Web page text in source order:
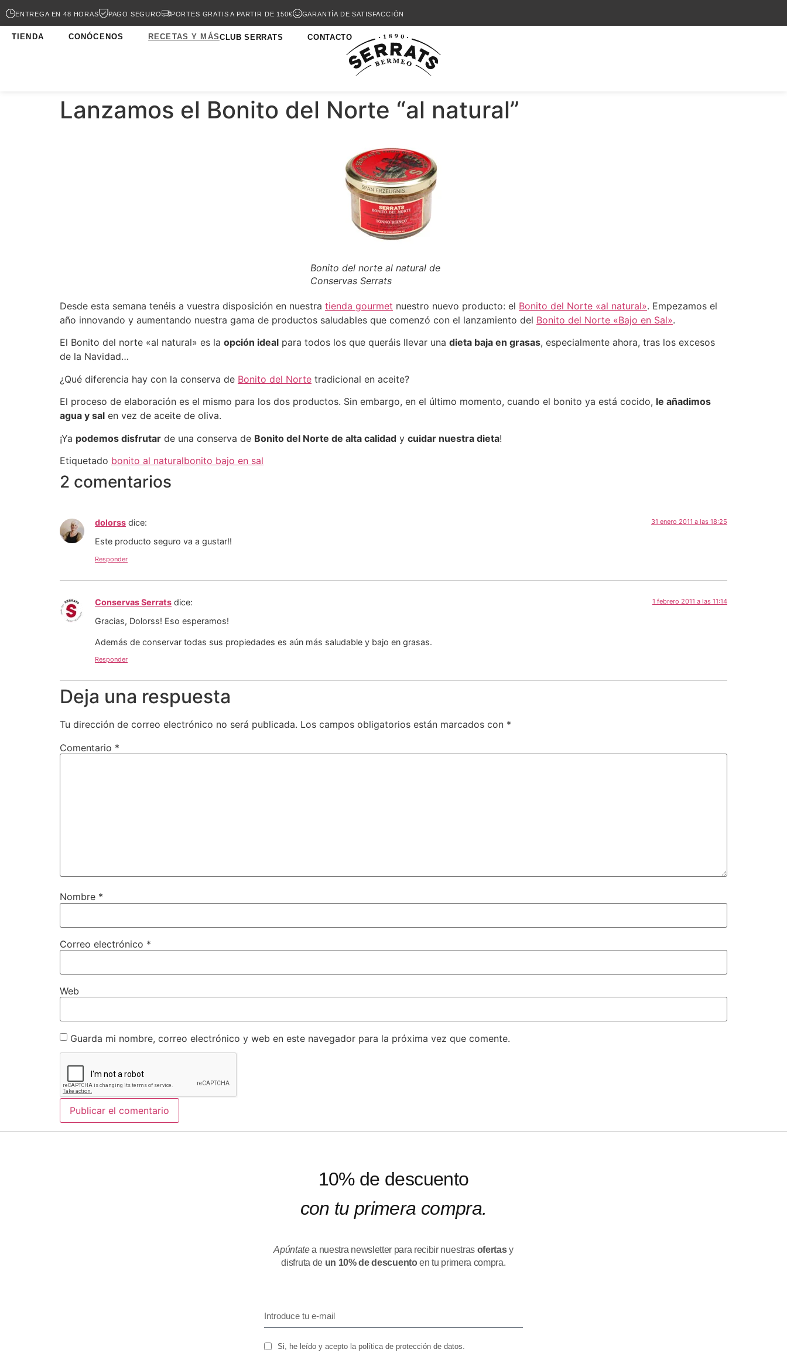
ENTREGA EN 48 HORAS PAGO SEGURO PORTES GRATIS A PARTIR DE 150€ GARANTÍA DE SATISFACCIÓN
TIENDA CONÓCENOS RECETAS Y MÁSCLUB SERRATS CONTACTO
Lanzamos el Bonito del Norte “al natural”
Bonito del norte al natural de
Conservas Serrats
Desde esta semana tenéis a vuestra disposición en nuestra tienda gourmet nuestro nuevo producto: el Bonito del Norte «al natural». Empezamos el
año innovando y aumentando nuestra gama de productos saludables que comenzó con el lanzamiento del Bonito del Norte «Bajo en Sal».
El Bonito del norte «al natural» es la opción ideal para todos los que queráis llevar una dieta baja en grasas, especialmente ahora, tras los excesos
de la Navidad…
¿Qué diferencia hay con la conserva de Bonito del Norte tradicional en aceite?
El proceso de elaboración es el mismo para los dos productos. Sin embargo, en el último momento, cuando el bonito ya está cocido, le añadimos
agua y sal en vez de aceite de oliva.
¡Ya podemos disfrutar de una conserva de Bonito del Norte de alta calidad y cuidar nuestra dieta!
Etiquetado bonito al naturalbonito bajo en sal
2 comentarios
dolorss dice: 31 enero 2011 a las 18:25
Este producto seguro va a gustar!!
Responder
Conservas Serrats dice: 1 febrero 2011 a las 11:14
Gracias, Dolorss! Eso esperamos!
Además de conservar todas sus propiedades es aún más saludable y bajo en grasas.
Responder
Deja una respuesta
Tu dirección de correo electrónico no será publicada. Los campos obligatorios están marcados con *
Comentario *
Nombre *
Correo electrónico *
Web
Guarda mi nombre, correo electrónico y web en este navegador para la próxima vez que comente.
10% de descuento
con tu primera compra.
Apúntatea nuestra newsletter para recibir nuestras ofertasy
disfruta de un 10% de descuentoen tu primera compra.
Si, he leído y acepto la política de protección de datos.